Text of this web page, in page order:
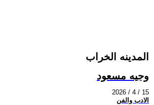
المدينه الخراب
وجيه مسعود
2026 / 4 / 15
الادب والفن